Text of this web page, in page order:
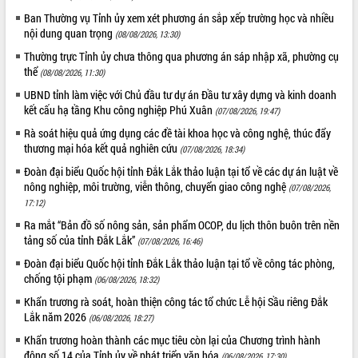
sầu riêng tại Đắk Lắk
Trình diễn nghệ thuật chế biến các
món ăn từ sầu riêng
Đắk Lắk công bố Quy hoạch và xúc
tiến đầu tư tỉnh
Ngành cá ngừ Đắk Lắk chủ động thích
ứng để giữ vững thị trường xuất khẩu
Diễn đàn Kinh tế tư nhân Việt Nam đột
phá cơ chế - Hợp tác công tư
Đề án 06 tạo bước ngoặt đột phá trong
cải cách hành chính tỉnh Đắk Lắk
Kết nối tour, đẩy mạnh chuyển đổi số
để phát triển du lịch Đắk Lắk
Khởi động Dự án Đầu tư xây dựng hạ
tầng kỹ thuật Cụm công nghiệp Tân
Tiến
niệm 101 năm Ngày Báo chí Cách
mạng Việt Nam
Đắk Lắk sơ kết 4 năm triển khai thực
Ban Thường vụ Tỉnh ủy xem xét phương án sắp xếp trường học và nhiều
nội dung quan trọng (08/08/2026, 13:30)
Thường trực Tỉnh ủy chưa thông qua phương án sáp nhập xã, phường cụ
thể (08/08/2026, 11:30)
UBND tỉnh làm việc với Chủ đầu tư dự án Đầu tư xây dựng và kinh doanh
kết cấu hạ tầng Khu công nghiệp Phú Xuân (07/08/2026, 19:47)
Rà soát hiệu quả ứng dụng các đề tài khoa học và công nghệ, thúc đẩy
thương mại hóa kết quả nghiên cứu (07/08/2026, 18:34)
Đoàn đại biểu Quốc hội tỉnh Đắk Lắk thảo luận tại tổ về các dự án luật về
nông nghiệp, môi trường, viễn thông, chuyển giao công nghệ (07/08/2026,
17:12)
Ra mắt “Bản đồ số nông sản, sản phẩm OCOP, du lịch thôn buôn trên nền
tảng số của tỉnh Đắk Lắk” (07/08/2026, 16:46)
Đoàn đại biểu Quốc hội tỉnh Đắk Lắk thảo luận tại tổ về công tác phòng,
chống tội phạm (06/08/2026, 18:32)
Khẩn trương rà soát, hoàn thiện công tác tổ chức Lễ hội Sầu riêng Đắk
Lắk năm 2026 (06/08/2026, 18:27)
Khẩn trương hoàn thành các mục tiêu còn lại của Chương trình hành